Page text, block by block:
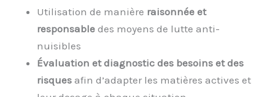
Utilisation de manière raisonnée et
responsable des moyens de lutte anti-
nuisibles
Évaluation et diagnostic des besoins et des
risques afin d’adapter les matières actives et